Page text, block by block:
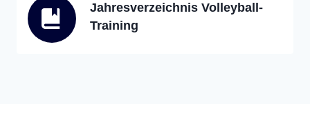
Jahresverzeichnis Volleyball-
Training